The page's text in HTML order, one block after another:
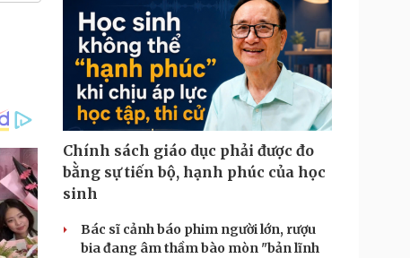
Chính sách giáo dục phải được đo
bằng sự tiến bộ, hạnh phúc của học
sinh
Bác sĩ cảnh báo phim người lớn, rượu
bia đang âm thầm bào mòn "bản lĩnh